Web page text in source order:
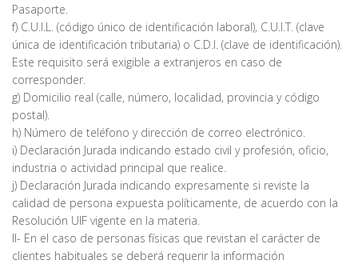
Pasaporte.
f) C.U.I.L. (código único de identificación laboral), C.U.I.T. (clave
única de identificación tributaria) o C.D.I. (clave de identificación).
Este requisito será exigible a extranjeros en caso de
corresponder.
g) Domicilio real (calle, número, localidad, provincia y código
postal).
h) Número de teléfono y dirección de correo electrónico.
i) Declaración Jurada indicando estado civil y profesión, oficio,
industria o actividad principal que realice.
j) Declaración Jurada indicando expresamente si reviste la
calidad de persona expuesta políticamente, de acuerdo con la
Resolución UIF vigente en la materia.
II- En el caso de personas físicas que revistan el carácter de
clientes habituales se deberá requerir la información